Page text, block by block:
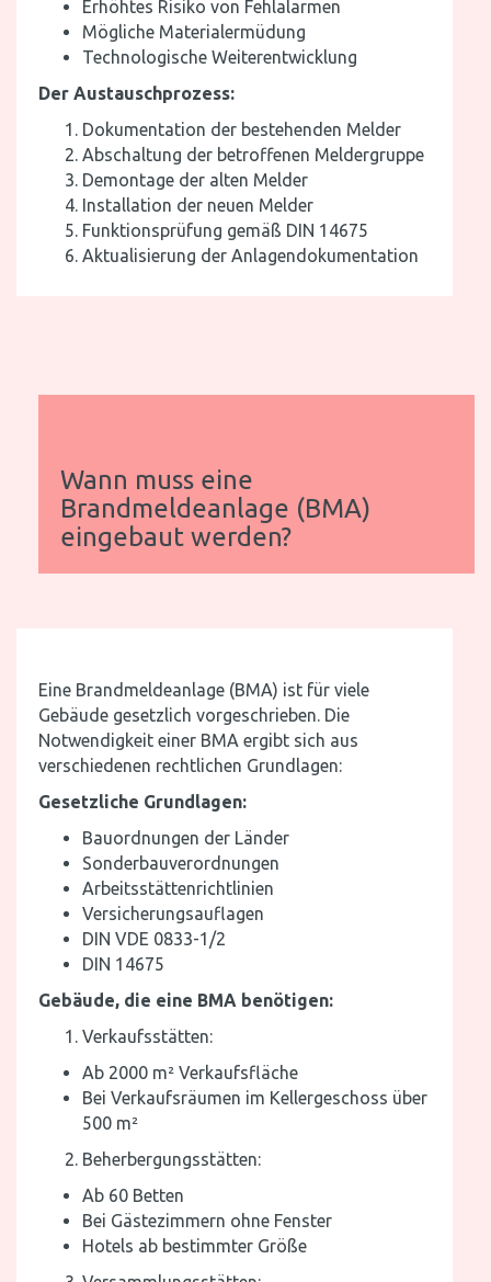
Erhöhtes Risiko von Fehlalarmen
Mögliche Materialermüdung
Technologische Weiterentwicklung
Der Austauschprozess:
Dokumentation der bestehenden Melder
Abschaltung der betroffenen Meldergruppe
Demontage der alten Melder
Installation der neuen Melder
Funktionsprüfung gemäß DIN 14675
Aktualisierung der Anlagendokumentation
Wann muss eine
Brandmeldeanlage (BMA)
eingebaut werden?
Eine Brandmeldeanlage (BMA) ist für viele
Gebäude gesetzlich vorgeschrieben. Die
Notwendigkeit einer BMA ergibt sich aus
verschiedenen rechtlichen Grundlagen:
Gesetzliche Grundlagen:
Bauordnungen der Länder
Sonderbauverordnungen
Arbeitsstättenrichtlinien
Versicherungsauflagen
DIN VDE 0833-1/2
DIN 14675
Gebäude, die eine BMA benötigen:
Verkaufsstätten:
Ab 2000 m² Verkaufsfläche
Bei Verkaufsräumen im Kellergeschoss über
500 m²
Beherbergungsstätten:
Ab 60 Betten
Bei Gästezimmern ohne Fenster
Hotels ab bestimmter Größe